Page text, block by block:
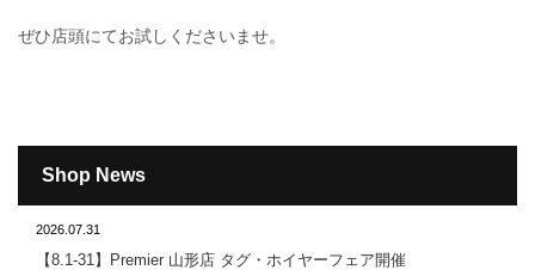
ぜひ店頭にてお試しくださいませ。
Shop News
2026.07.31
【8.1-31】Premier 山形店 タグ・ホイヤーフェア開催